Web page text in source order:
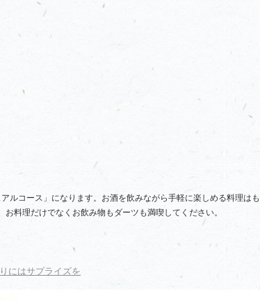
ルコース」になります。お酒を飲みながら手軽に楽しめる料理は
料理だけでなくお飲み物もダーツも満喫してください。
にはサプライズを